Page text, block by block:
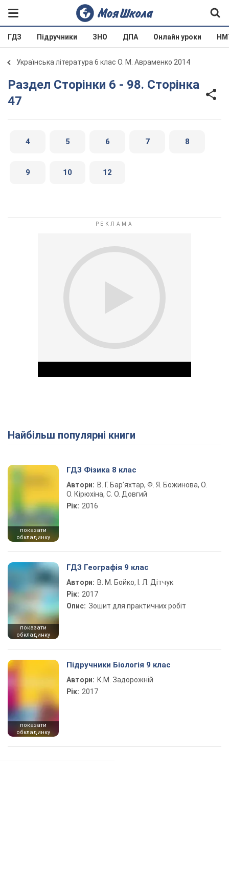
ГДЗ Підручники ЗНО ДПА Онлайн уроки
Українська література 6 клас О. М. Авраменко 2014
Раздел Сторінки 6 - 98. Сторінка
47
4 5 6 7 8
9 10 12
Play Video
Найбільш популярні книги
показати
обкладинку
ГДЗ Фізика 8 клас
Автори: В. Г. Бар’яхтар, Ф. Я. Божинова, О.
О. Кірюхіна, С. О. Довгий
Рік: 2016
показати
обкладинку
ГДЗ Географія 9 клас
Автори: В. М. Бойко, І. Л. Дітчук
Рік: 2017
Опис: Зошит для практичних робіт
показати
обкладинку
Підручники Біологія 9 клас
Автори: К.М. Задорожній
Рік: 2017